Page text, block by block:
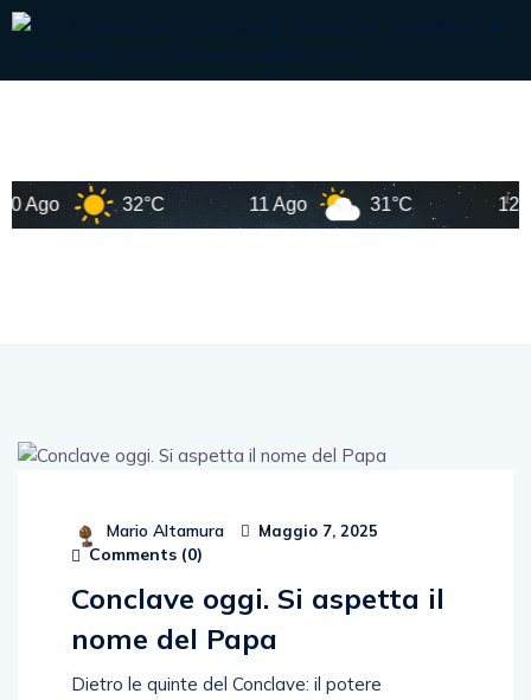
32°C 11 Ago 31°C 12 Ago
Mario Altamura Maggio 7, 2025
Comments (0)
Conclave oggi. Si aspetta il
nome del Papa
Dietro le quinte del Conclave: il potere